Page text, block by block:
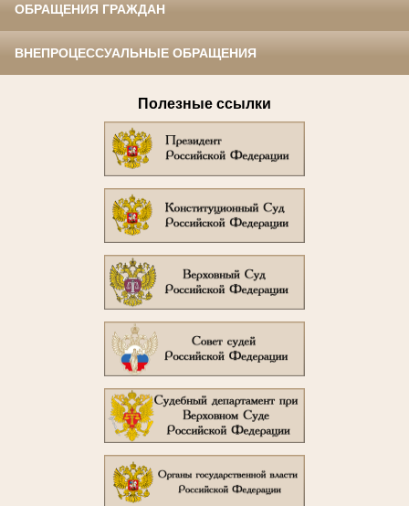
ОБРАЩЕНИЯ ГРАЖДАН
ВНЕПРОЦЕССУАЛЬНЫЕ ОБРАЩЕНИЯ
Полезные ссылки